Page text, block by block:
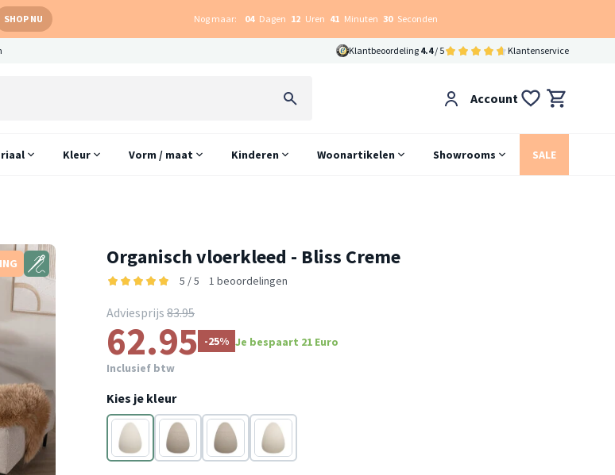
SHOP NU Nog maar: 04 Dagen 12 Uren 41 Minuten 29 Seconden
Klantbeoordeling 4.4/ 5 Klantenservice
Account
Kleur Vorm / maat Kinderen Woonartikelen Showrooms SALE
Organisch vloerkleed - Bliss Creme
5 / 5 1 beoordelingen
Adviesprijs 83.95
62.95 -25% Je bespaart 21 Euro
Inclusief btw
Kies je kleur
Crème Beige Beige
Wit